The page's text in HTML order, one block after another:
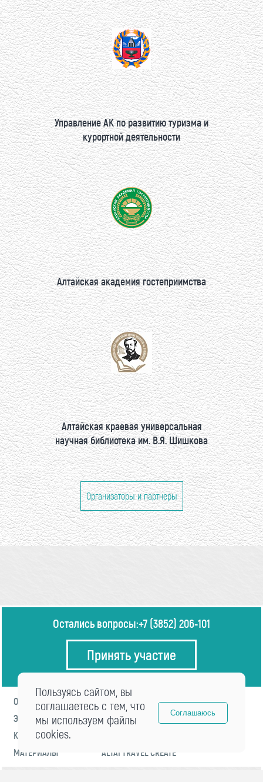
Управление АК по развитию туризма и
курортной деятельности
Алтайская академия гостеприимства
Алтайская краевая универсальная
научная библиотека им. В.Я. Шишкова
Организаторы и партнеры
Остались вопросы:+7 (3852) 206-101
Принять участие
О ФОРУМЕ
ПРОГРАММА
ЭКСПЕРТЫ
НОВОСТИ
КОНТАКТЫ
МАТЕРИАЛЫ
ALTAI TRAVEL CREATE
Пользуясь сайтом, вы
соглашаетесь с тем, что
мы используем файлы
cookies.
Соглашаюсь